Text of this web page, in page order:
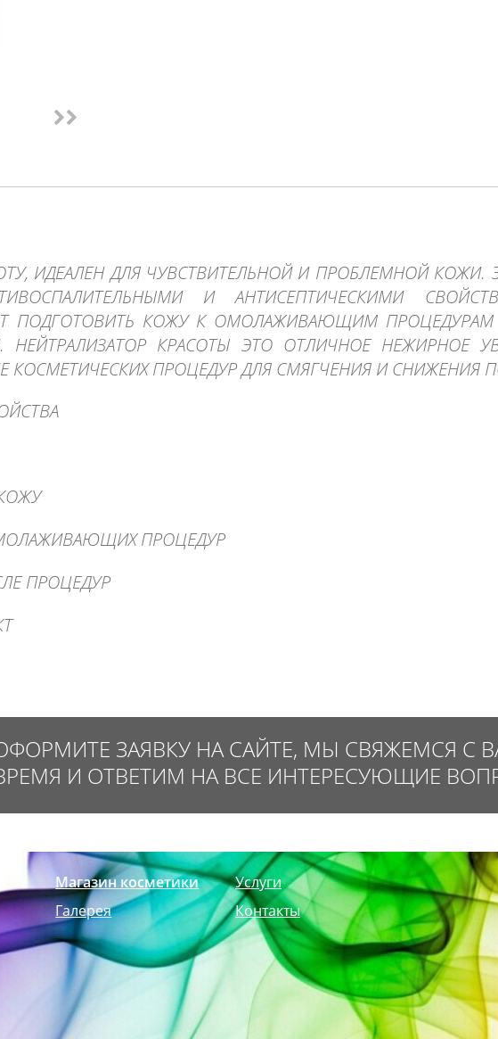
ИДЕАЛЕН ДЛЯ ЧУВСТВИТЕЛЬНОЙ И ПРОБЛЕМНОЙ КОЖИ.
И АНТИСЕПТИЧЕСКИМИ
ПОДГОТОВИТЬ КОЖУ К ОМОЛАЖИВАЮЩИМ
НЕЙТРАЛИЗАТОР КРАСОТЫ ЭТО ОТЛИЧНОЕ НЕЖИРНОЕ
КОСМЕТИЧЕСКИХ ПРОЦЕДУР ДЛЯ СМЯГЧЕНИЯ И СНИЖЕНИЯ
ПРОЦЕДУР
ПРОЦЕДУР
ЗАЯВКУ НА САЙТЕ, МЫ СВЯЖЕМСЯ С
И ОТВЕТИМ НА ВСЕ ИНТЕРЕСУЮЩИЕ
Магазин косметики
Услуги
Галерея
Контакты